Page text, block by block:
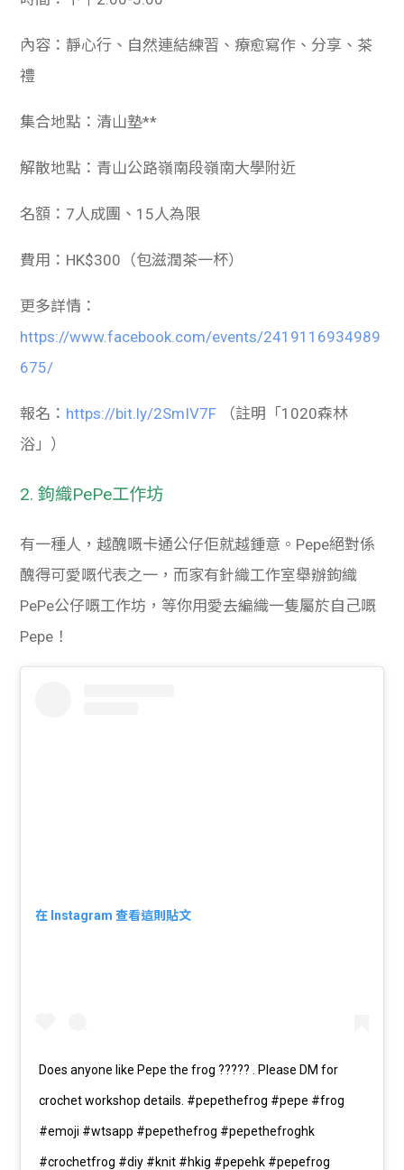
內容：靜心行、自然連結練習、療愈寫作、分享、茶
禮
集合地點：清山塾**
解散地點：青山公路嶺南段嶺南大學附近
名額：7人成團、15人為限
費用：HK$300（包滋潤茶一杯）
更多詳情：
https://www.facebook.com/events/2419116934989
675/
報名： https://bit.ly/2SmIV7F （註明「1020森林
浴」）
2. 鉤織PePe工作坊
有一種人，越醜嘅卡通公仔佢就越鍾意。Pepe絕對係
醜得可愛嘅代表之一，而家有針織工作室舉辦鉤織
PePe公仔嘅工作坊，等你用愛去編織一隻屬於自己嘅
Pepe！
在 Instagram 查看這則貼文
Does anyone like Pepe the frog ????? . Please DM for
crochet workshop details. #pepethefrog #pepe #frog
#emoji #wtsapp #pepethefrog #pepethefroghk
#crochetfrog #diy #knit #hkig #pepehk #pepefrog